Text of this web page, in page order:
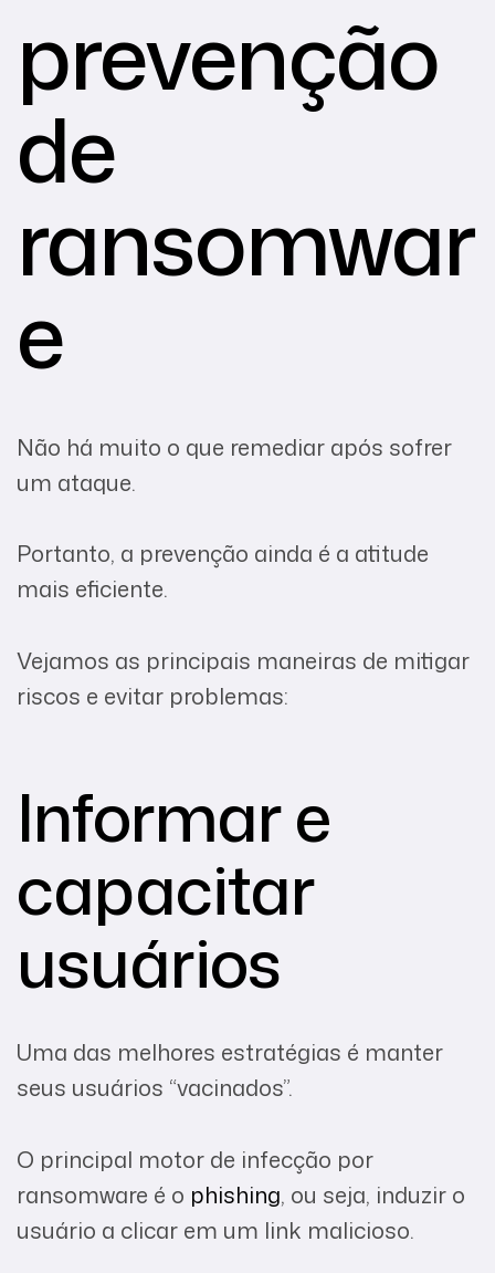
prevenção
de
ransomwar
e
Não há muito o que remediar após sofrer
um ataque.
Portanto, a prevenção ainda é a atitude
mais eficiente.
Vejamos as principais maneiras de mitigar
riscos e evitar problemas:
Informar e
capacitar
usuários
Uma das melhores estratégias é manter
seus usuários “vacinados”.
O principal motor de infecção por
ransomware é o phishing, ou seja, induzir o
usuário a clicar em um link malicioso.